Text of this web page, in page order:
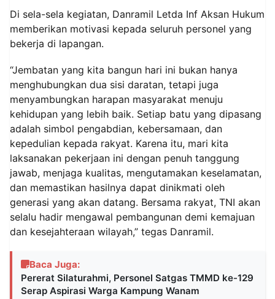
Di sela-sela kegiatan, Danramil Letda Inf Aksan Hukum
memberikan motivasi kepada seluruh personel yang
bekerja di lapangan.
“Jembatan yang kita bangun hari ini bukan hanya
menghubungkan dua sisi daratan, tetapi juga
menyambungkan harapan masyarakat menuju
kehidupan yang lebih baik. Setiap batu yang dipasang
adalah simbol pengabdian, kebersamaan, dan
kepedulian kepada rakyat. Karena itu, mari kita
laksanakan pekerjaan ini dengan penuh tanggung
jawab, menjaga kualitas, mengutamakan keselamatan,
dan memastikan hasilnya dapat dinikmati oleh
generasi yang akan datang. Bersama rakyat, TNI akan
selalu hadir mengawal pembangunan demi kemajuan
dan kesejahteraan wilayah,” tegas Danramil.
Baca Juga:
Pererat Silaturahmi, Personel Satgas TMMD ke-129
Serap Aspirasi Warga Kampung Wanam